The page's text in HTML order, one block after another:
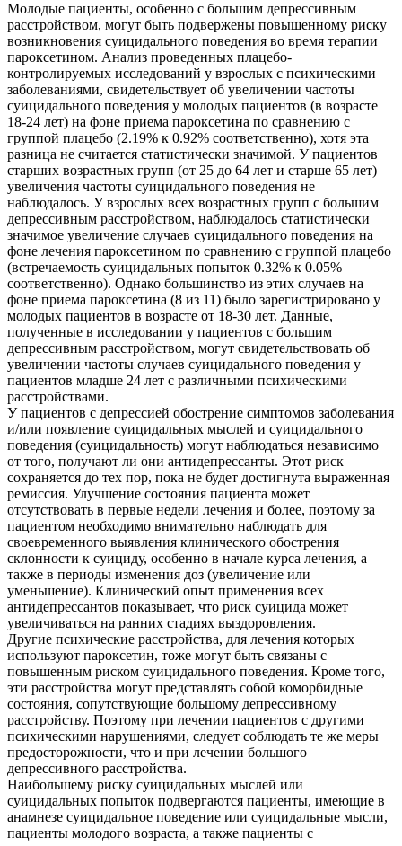
Молодые пациенты, особенно с большим депрессивным
расстройством, могут быть подвержены повышенному риску
возникновения суицидального поведения во время терапии
пароксетином. Анализ проведенных плацебо-
контролируемых исследований у взрослых с психическими
заболеваниями, свидетельствует об увеличении частоты
суицидального поведения у молодых пациентов (в возрасте
18-24 лет) на фоне приема пароксетина по сравнению с
группой плацебо (2.19% к 0.92% соответственно), хотя эта
разница не считается статистически значимой. У пациентов
старших возрастных групп (от 25 до 64 лет и старше 65 лет)
увеличения частоты суицидального поведения не
наблюдалось. У взрослых всех возрастных групп с большим
депрессивным расстройством, наблюдалось статистически
значимое увеличение случаев суицидального поведения на
фоне лечения пароксетином по сравнению с группой плацебо
(встречаемость суицидальных попыток 0.32% к 0.05%
соответственно). Однако большинство из этих случаев на
фоне приема пароксетина (8 из 11) было зарегистрировано у
молодых пациентов в возрасте от 18-30 лет. Данные,
полученные в исследовании у пациентов с большим
депрессивным расстройством, могут свидетельствовать об
увеличении частоты случаев суицидального поведения у
пациентов младше 24 лет с различными психическими
расстройствами.
У пациентов с депрессией обострение симптомов заболевания
и/или появление суицидальных мыслей и суицидального
поведения (суицидальность) могут наблюдаться независимо
от того, получают ли они антидепрессанты. Этот риск
сохраняется до тех пор, пока не будет достигнута выраженная
ремиссия. Улучшение состояния пациента может
отсутствовать в первые недели лечения и более, поэтому за
пациентом необходимо внимательно наблюдать для
своевременного выявления клинического обострения
склонности к суициду, особенно в начале курса лечения, а
также в периоды изменения доз (увеличение или
уменьшение). Клинический опыт применения всех
антидепрессантов показывает, что риск суицида может
увеличиваться на ранних стадиях выздоровления.
Другие психические расстройства, для лечения которых
используют пароксетин, тоже могут быть связаны с
повышенным риском суицидального поведения. Кроме того,
эти расстройства могут представлять собой коморбидные
состояния, сопутствующие большому депрессивному
расстройству. Поэтому при лечении пациентов с другими
психическими нарушениями, следует соблюдать те же меры
предосторожности, что и при лечении большого
депрессивного расстройства.
Наибольшему риску суицидальных мыслей или
суицидальных попыток подвергаются пациенты, имеющие в
анамнезе суицидальное поведение или суицидальные мысли,
пациенты молодого возраста, а также пациенты с